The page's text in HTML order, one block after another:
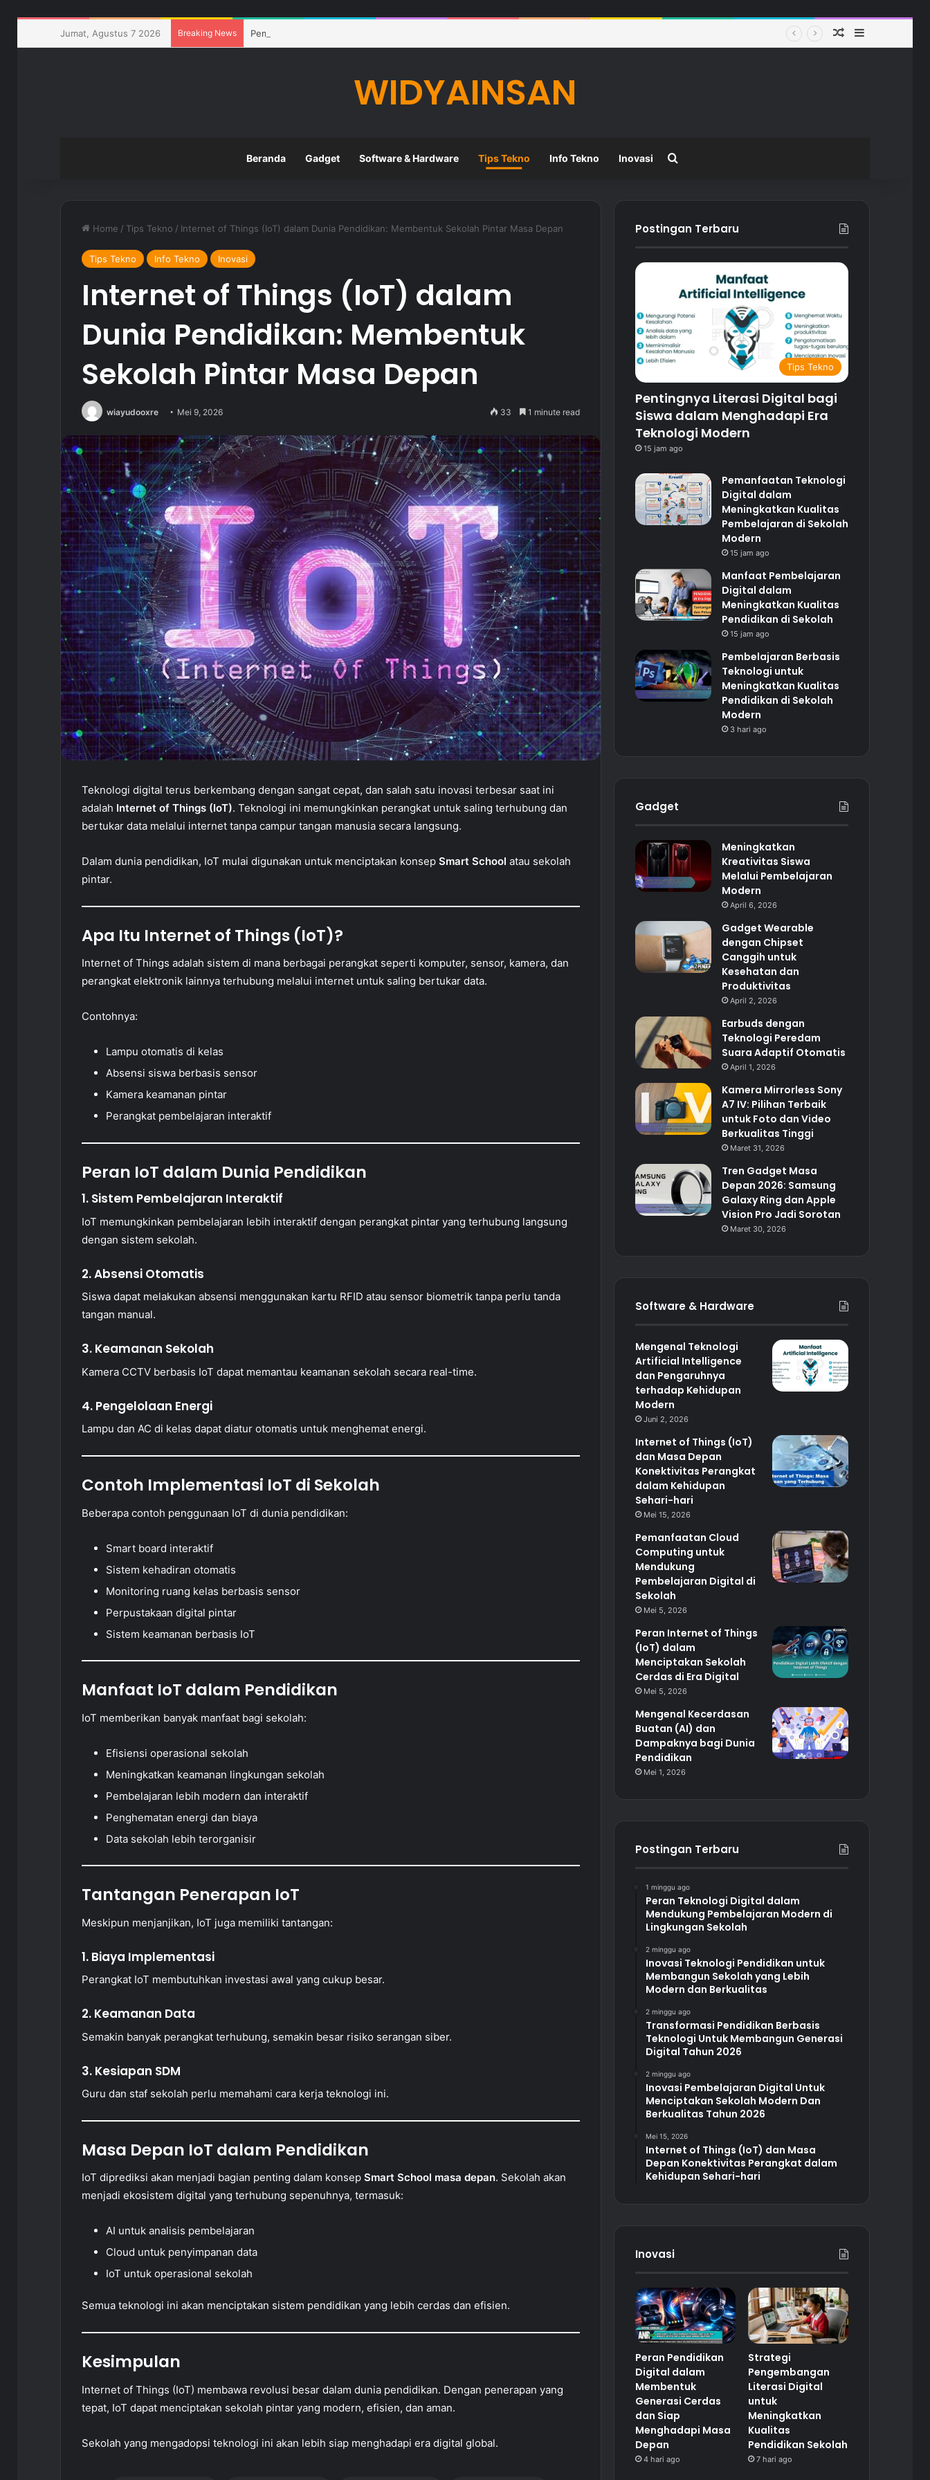
Jumat, Agustus 7 2026 Breaking News Pemanfaatan Teknologi Digital dalam Meningkatkan Kualitas Pembelajaran di Sekolah Modern Random Article
Sidebar
WIDYAINSAN
Beranda Gadget Software & Hardware Tips Tekno Info Tekno Inovasi
Home / Tips Tekno / Internet of Things (IoT) dalam Dunia Pendidikan: Membentuk Sekolah Pintar Masa Depan
Tips Tekno Info Tekno Inovasi
Internet of Things (IoT) dalam
Dunia Pendidikan: Membentuk
Sekolah Pintar Masa Depan
wiayudooxre Mei 9, 2026 33 1 minute read
Teknologi digital terus berkembang dengan sangat cepat, dan salah satu inovasi terbesar saat ini
adalah Internet of Things (IoT). Teknologi ini memungkinkan perangkat untuk saling terhubung dan
bertukar data melalui internet tanpa campur tangan manusia secara langsung.
Dalam dunia pendidikan, IoT mulai digunakan untuk menciptakan konsep Smart School atau sekolah
pintar.
Apa Itu Internet of Things (IoT)?
Internet of Things adalah sistem di mana berbagai perangkat seperti komputer, sensor, kamera, dan
perangkat elektronik lainnya terhubung melalui internet untuk saling bertukar data.
Contohnya:
Lampu otomatis di kelas
Absensi siswa berbasis sensor
Kamera keamanan pintar
Perangkat pembelajaran interaktif
Peran IoT dalam Dunia Pendidikan
1. Sistem Pembelajaran Interaktif
IoT memungkinkan pembelajaran lebih interaktif dengan perangkat pintar yang terhubung langsung
dengan sistem sekolah.
2. Absensi Otomatis
Siswa dapat melakukan absensi menggunakan kartu RFID atau sensor biometrik tanpa perlu tanda
tangan manual.
3. Keamanan Sekolah
Kamera CCTV berbasis IoT dapat memantau keamanan sekolah secara real-time.
4. Pengelolaan Energi
Lampu dan AC di kelas dapat diatur otomatis untuk menghemat energi.
Contoh Implementasi IoT di Sekolah
Beberapa contoh penggunaan IoT di dunia pendidikan:
Smart board interaktif
Sistem kehadiran otomatis
Monitoring ruang kelas berbasis sensor
Perpustakaan digital pintar
Sistem keamanan berbasis IoT
Manfaat IoT dalam Pendidikan
IoT memberikan banyak manfaat bagi sekolah:
Efisiensi operasional sekolah
Meningkatkan keamanan lingkungan sekolah
Pembelajaran lebih modern dan interaktif
Penghematan energi dan biaya
Data sekolah lebih terorganisir
Tantangan Penerapan IoT
Meskipun menjanjikan, IoT juga memiliki tantangan:
1. Biaya Implementasi
Perangkat IoT membutuhkan investasi awal yang cukup besar.
2. Keamanan Data
Semakin banyak perangkat terhubung, semakin besar risiko serangan siber.
3. Kesiapan SDM
Guru dan staf sekolah perlu memahami cara kerja teknologi ini.
Masa Depan IoT dalam Pendidikan
IoT diprediksi akan menjadi bagian penting dalam konsep Smart School masa depan. Sekolah akan
menjadi ekosistem digital yang terhubung sepenuhnya, termasuk:
AI untuk analisis pembelajaran
Cloud untuk penyimpanan data
IoT untuk operasional sekolah
Semua teknologi ini akan menciptakan sistem pendidikan yang lebih cerdas dan efisien.
Kesimpulan
Internet of Things (IoT) membawa revolusi besar dalam dunia pendidikan. Dengan penerapan yang
tepat, IoT dapat menciptakan sekolah pintar yang modern, efisien, dan aman.
Sekolah yang mengadopsi teknologi ini akan lebih siap menghadapi era digital global.
Postingan Terbaru
Tips Tekno
Pentingnya Literasi Digital bagi
Siswa dalam Menghadapi Era
Teknologi Modern
15 jam ago
Pemanfaatan Teknologi
Digital dalam
Meningkatkan Kualitas
Pembelajaran di Sekolah
Modern
15 jam ago
Manfaat Pembelajaran
Digital dalam
Meningkatkan Kualitas
Pendidikan di Sekolah
15 jam ago
Pembelajaran Berbasis
Teknologi untuk
Meningkatkan Kualitas
Pendidikan di Sekolah
Modern
3 hari ago
Gadget
Meningkatkan
Kreativitas Siswa
Melalui Pembelajaran
Modern
April 6, 2026
Gadget Wearable
dengan Chipset
Canggih untuk
Kesehatan dan
Produktivitas
April 2, 2026
Earbuds dengan
Teknologi Peredam
Suara Adaptif Otomatis
April 1, 2026
Kamera Mirrorless Sony
A7 IV: Pilihan Terbaik
untuk Foto dan Video
Berkualitas Tinggi
Maret 31, 2026
Tren Gadget Masa
Depan 2026: Samsung
Galaxy Ring dan Apple
Vision Pro Jadi Sorotan
Maret 30, 2026
Software & Hardware
Mengenal Teknologi
Artificial Intelligence
dan Pengaruhnya
terhadap Kehidupan
Modern
Juni 2, 2026
Internet of Things (IoT)
dan Masa Depan
Konektivitas Perangkat
dalam Kehidupan
Sehari-hari
Mei 15, 2026
Pemanfaatan Cloud
Computing untuk
Mendukung
Pembelajaran Digital di
Sekolah
Mei 5, 2026
Peran Internet of Things
(IoT) dalam
Menciptakan Sekolah
Cerdas di Era Digital
Mei 5, 2026
Mengenal Kecerdasan
Buatan (AI) dan
Dampaknya bagi Dunia
Pendidikan
Mei 1, 2026
Postingan Terbaru
1 minggu ago
Peran Teknologi Digital dalam
Mendukung Pembelajaran Modern di
Lingkungan Sekolah
2 minggu ago
Inovasi Teknologi Pendidikan untuk
Membangun Sekolah yang Lebih
Modern dan Berkualitas
2 minggu ago
Transformasi Pendidikan Berbasis
Teknologi Untuk Membangun Generasi
Digital Tahun 2026
2 minggu ago
Inovasi Pembelajaran Digital Untuk
Menciptakan Sekolah Modern Dan
Berkualitas Tahun 2026
Mei 15, 2026
Internet of Things (IoT) dan Masa
Depan Konektivitas Perangkat dalam
Kehidupan Sehari-hari
Inovasi
Peran Pendidikan
Digital dalam
Membentuk
Generasi Cerdas
dan Siap
Menghadapi Masa
Depan
4 hari ago
Strategi
Pengembangan
Literasi Digital
untuk
Meningkatkan
Kualitas
Pendidikan Sekolah
7 hari ago